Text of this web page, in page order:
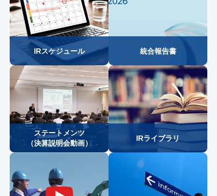
IRスケジュール 統合報告書
ステートメンツ
（決算説明会動画）
IRライブラリ